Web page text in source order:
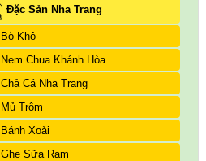
Đặc Sản Nha Trang
Bò Khô
Nem Chua Khánh Hòa
Chả Cá Nha Trang
Mủ Trôm
Bánh Xoài
Ghẹ Sữa Ram